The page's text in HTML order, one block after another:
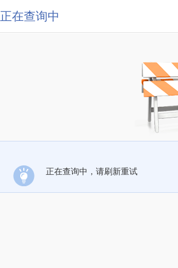
正在查询中
正在查询中，请刷新重试